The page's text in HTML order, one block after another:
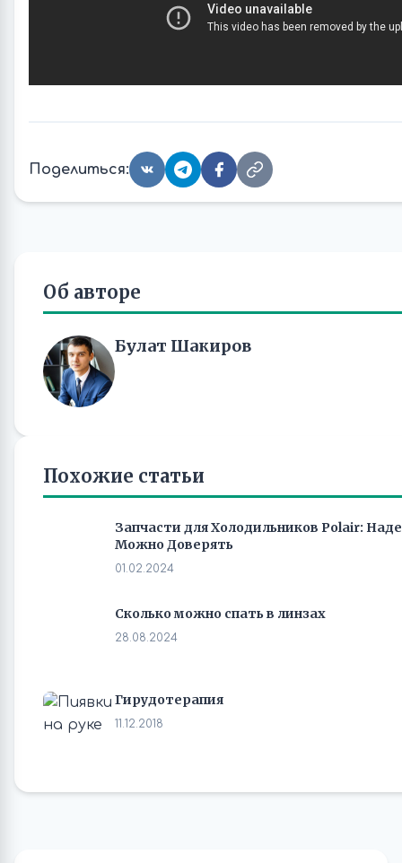
Поделиться:
Об авторе
Булат Шакиров
Похожие статьи
Запчасти для Холодильников Polair:
Можно Доверять
01.02.2024
Сколько можно спать в линзах
28.08.2024
Гирудотерапия
11.12.2018